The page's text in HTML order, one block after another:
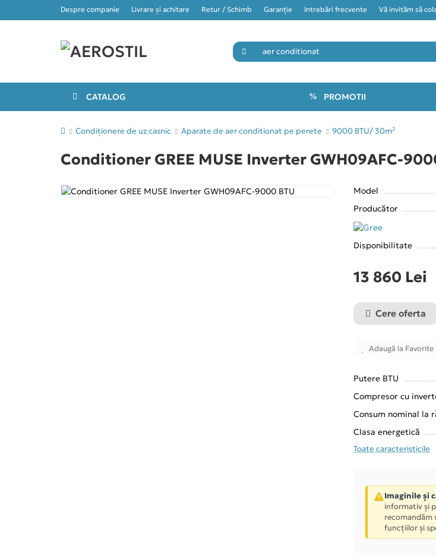
Despre companie Livrare și achitare Retur / Schimb Garanţie Întrebări frecvente Vă invităm să
CATALOG PROMOTII
Condiționere de uz casnic Aparate de aer conditionat pe perete 9000 BTU/ 30m²
Conditioner GREE MUSE Inverter GWH09AFC-
Model
Producător
Disponibilitate
13 860 Lei
Cere oferta
Adaugă la Favorite
Putere BTU
Compresor cu
Consum nominal la
Clasa energetică
Toate caracteristicile
Imaginile și
informativ și
recomandăm
funcțiilor și